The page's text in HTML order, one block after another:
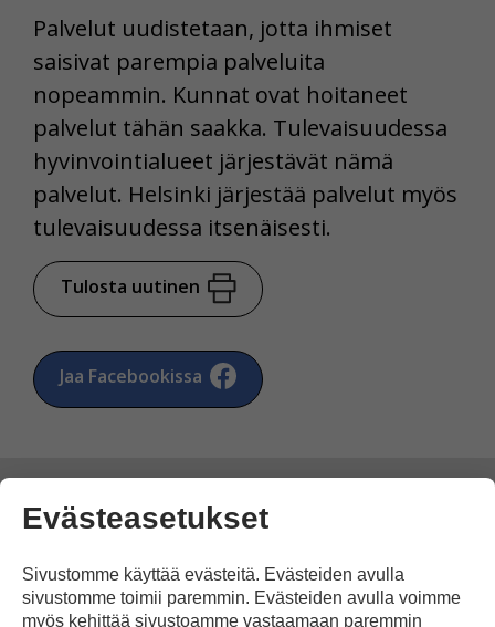
Palvelut uudistetaan, jotta ihmiset
saisivat parempia palveluita
nopeammin. Kunnat ovat hoitaneet
palvelut tähän saakka. Tulevaisuudessa
hyvinvointialueet järjestävät nämä
palvelut. Helsinki järjestää palvelut myös
tulevaisuudessa itsenäisesti.
Tulosta uutinen
Jaa Facebookissa
Kommentoi
Evästeasetukset
Sivustomme käyttää evästeitä. Evästeiden avulla
sivustomme toimii paremmin. Evästeiden avulla voimme
myös kehittää sivustoamme vastaamaan paremmin